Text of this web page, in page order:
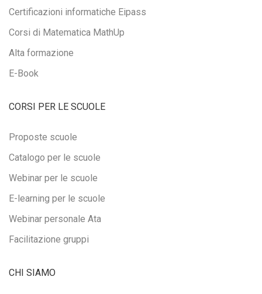
Certificazioni informatiche Eipass
Corsi di Matematica MathUp
Alta formazione
E-Book
CORSI PER LE SCUOLE
Proposte scuole
Catalogo per le scuole
Webinar per le scuole
E-learning per le scuole
Webinar personale Ata
Facilitazione gruppi
CHI SIAMO